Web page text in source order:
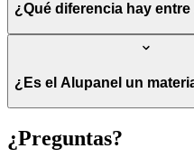
¿Qué diferencia hay
¿Es el Alupanel un
¿Preguntas?